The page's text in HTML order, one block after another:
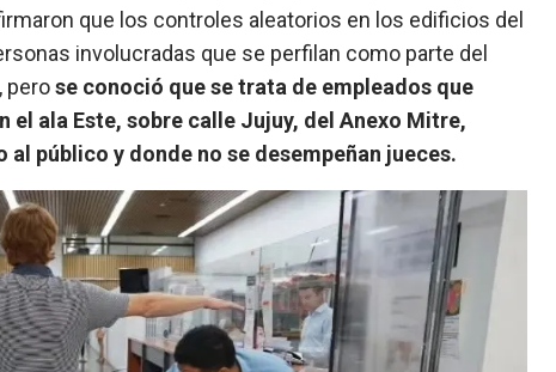
que los controles aleatorios en los edificios del
involucradas que se perfilan como parte del
perose conoció que se trata de empleados que
el ala Este, sobre calle Jujuy, del Anexo Mitre,
público y donde no se desempeñan jueces.